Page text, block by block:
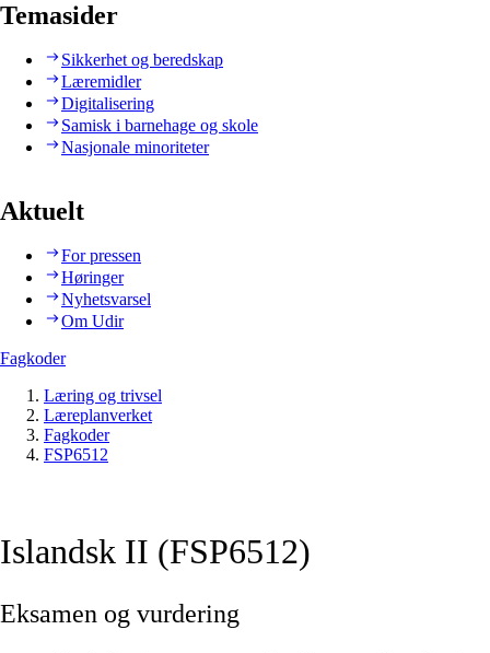
Temasider
Sikkerhet og beredskap
Læremidler
Digitalisering
Samisk i barnehage og skole
Nasjonale minoriteter
Aktuelt
For pressen
Høringer
Nyhetsvarsel
Om Udir
Fagkoder
Læring og trivsel
Læreplanverket
Fagkoder
FSP6512
Islandsk II (FSP6512)
Eksamen og vurdering